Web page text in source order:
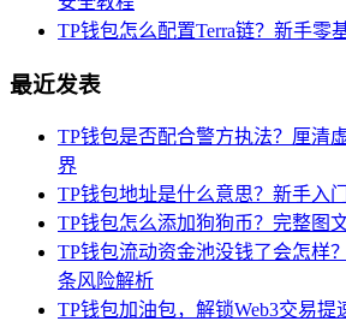
TP钱包怎么配置Terra链？新手零
最近发表
TP钱包是否配合警方执法？厘清
界
TP钱包地址是什么意思？新手入
TP钱包怎么添加狗狗币？完整图
TP钱包流动资金池没钱了会怎样
条风险解析
TP钱包加油包，解锁Web3交易